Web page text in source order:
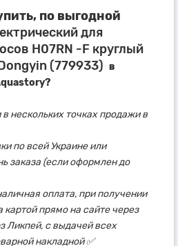
по выгодной
для
H07RN -F круглый
(779933) в
нескольких точках продажи в
по всей Украине или
заказа (если оформлен до
оплата, при получении
картой прямо на сайте через
Ликпей, с выдачей всех
накладной ✅